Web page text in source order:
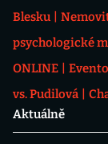
Blesku
psychologické
ONLINE
vs. Pudilová
Aktuálně